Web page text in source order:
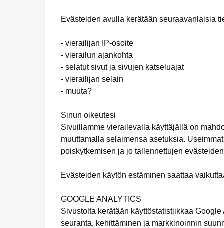
Evästeiden avulla kerätään seuraavanlaisia
- vierailijan IP-osoite
- vierailun ajankohta
- selatut sivut ja sivujen katseluajat
- vierailijan selain
- muuta?
Sinun oikeutesi
Sivuillamme vierailevalla käyttäjällä on
muuttamalla selaimensa asetuksia.
poiskytkemisen ja jo tallennettujen
Evästeiden käytön estäminen saattaa
GOOGLE ANALYTICS
Sivustolta kerätään käyttöstatistiikkaa
seuranta, kehittäminen ja markkinoinnin